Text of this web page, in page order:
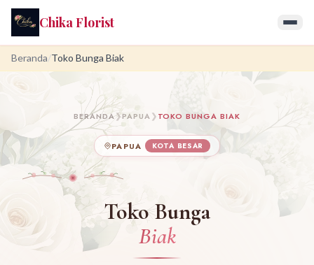
Chika Florist
Beranda/Toko Bunga Biak
BERANDA❯PAPUA❯TOKO BUNGA BIAK
PAPUA KOTA BESAR
Toko Bunga
Biak